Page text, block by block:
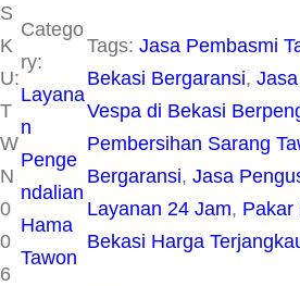
S
K
U:
T
W
N
0
0
6
Catego
ry:
Layana
n
Penge
ndalian
Hama
Tawon
Tags:Jasa Pembasmi
Bekasi Bergaransi,
Vespa di Bekasi
Pembersihan Sarang
Bergaransi, Jasa
Layanan 24 Jam, Pakar
Bekasi Harga